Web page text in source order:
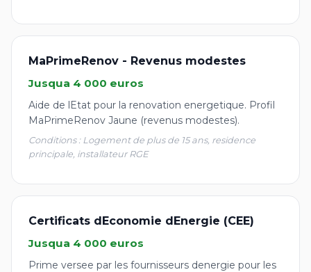
MaPrimeRenov - Revenus modestes
Jusqua 4 000 euros
Aide de lEtat pour la renovation energetique. Profil
MaPrimeRenov Jaune (revenus modestes).
Conditions : Logement de plus de 15 ans, residence
principale, installateur RGE
Certificats dEconomie dEnergie (CEE)
Jusqua 4 000 euros
Prime versee par les fournisseurs denergie pour les